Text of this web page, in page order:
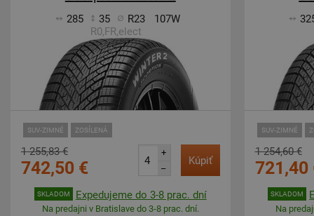
285 35 R23
107W
R0,FR,elect
SUV-ZIMNÉ ZOSÍLENÁ
1 255,83 €
742,50 €
+
–
Kúpiť
SKLADOM Expedujeme do 3-8 prac. dní
Na predajni v Bratislave do 3-8 prac. dní.
SUV-ZIMNÉ
1 254,60 €
721,40
SKLADOM
Na